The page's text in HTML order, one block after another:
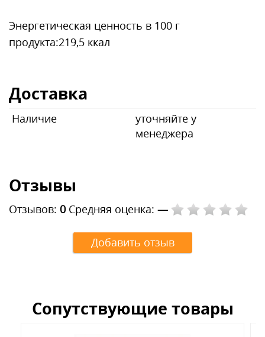
Энергетическая ценность в 100 г
продукта:219,5 ккал
Доставка
Наличие
уточняйте у
менеджера
Отзывы
Отзывов: 0 Средняя оценка: —
Добавить отзыв
Сопутствующие товары